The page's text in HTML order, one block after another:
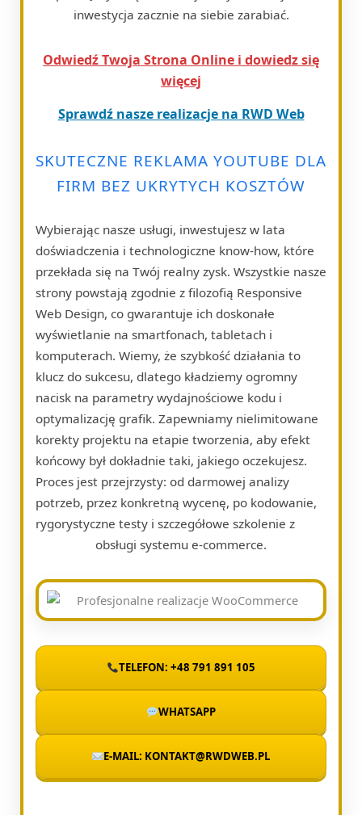
inwestycja zacznie na siebie zarabiać.
Odwiedź Twoja Strona Online i dowiedz się
więcej
Sprawdź nasze realizacje na RWD Web
SKUTECZNE REKLAMA YOUTUBE DLA
FIRM BEZ UKRYTYCH KOSZTÓW
Wybierając nasze usługi, inwestujesz w lata
doświadczenia i technologiczne know-how, które
przekłada się na Twój realny zysk. Wszystkie nasze
strony powstają zgodnie z filozofią Responsive
Web Design, co gwarantuje ich doskonałe
wyświetlanie na smartfonach, tabletach i
komputerach. Wiemy, że szybkość działania to
klucz do sukcesu, dlatego kładziemy ogromny
nacisk na parametry wydajnościowe kodu i
optymalizację grafik. Zapewniamy nielimitowane
korekty projektu na etapie tworzenia, aby efekt
końcowy był dokładnie taki, jakiego oczekujesz.
Proces jest przejrzysty: od darmowej analizy
potrzeb, przez konkretną wycenę, po kodowanie,
rygorystyczne testy i szczegółowe szkolenie z
obsługi systemu e-commerce.
TELEFON: +48 791 891 105
WHATSAPP
E-MAIL: KONTAKT@RWDWEB.PL